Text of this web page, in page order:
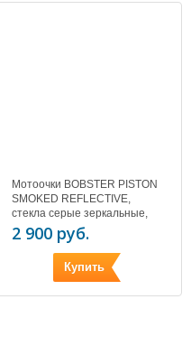
Мотоочки BOBSTER PISTON
SMOKED REFLECTIVE,
стекла серые зеркальные,
UV защита
2 900 руб.
Купить